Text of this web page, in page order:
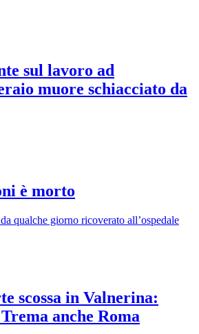
sul lavoro ad
muore schiacciato da
è morto
qualche giorno ricoverato all’ospedale
scossa in Valnerina:
anche Roma